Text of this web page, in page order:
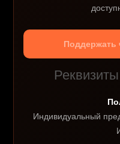
Поддержать
Индивидуальный